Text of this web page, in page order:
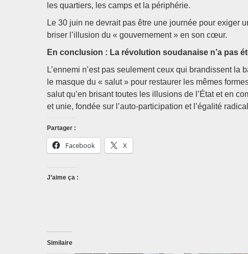
les quartiers, les camps et la périphérie.
Le 30 juin ne devrait pas être une journée pour exiger
briser l’illusion du « gouvernement » en son cœur.
En conclusion : La révolution soudanaise n’a pas
L’ennemi n’est pas seulement ceux qui brandissent
le masque du « salut » pour restaurer les mêmes
salut qu’en brisant toutes les illusions de l’État et en
et unie, fondée sur l’auto-participation et l’égalité
Partager :
Facebook X
J’aime ça :
Similaire